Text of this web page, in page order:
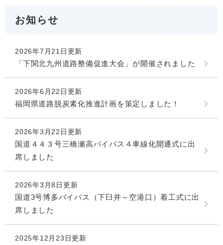
お知らせ
2026年7月21日更新
「下関北九州道路整備促進大会」が開催されました
2026年6月22日更新
福岡県道路脱炭素化推進計画を策定しました！
2026年3月22日更新
国道４４３号三橋瀬高バイパス４車線化開通式に出
席しました
2026年3月8日更新
国道3号博多バイパス（下臼井～空港口）着工式に出
席しました
2025年12月23日更新